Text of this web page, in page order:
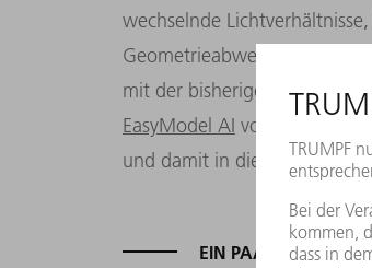
wechselnde
Geometrieabweichungen
mit der bisherigen Lösung
EasyModel AI von TRUMPF
und damit in die komplette
EIN PAAR